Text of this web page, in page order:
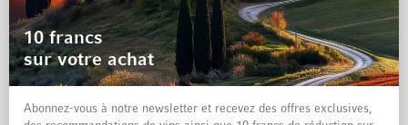
10 francs
sur votre achat
Abonnez-vous à notre newsletter et recevez des offres exclusives,